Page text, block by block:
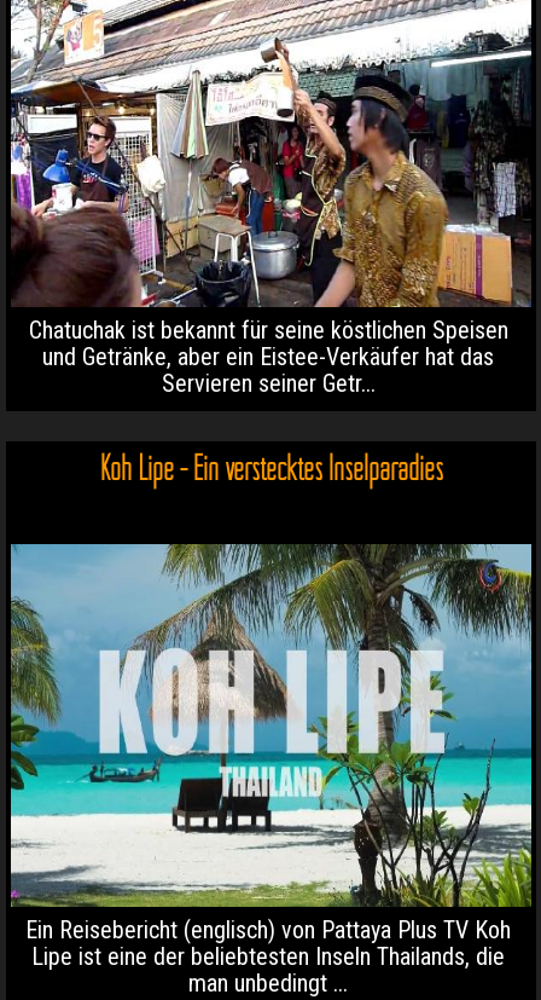
Chatuchak ist bekannt für seine köstlichen Speisen
und Getränke, aber ein Eistee-Verkäufer hat das
Servieren seiner Getr...
Koh Lipe - Ein verstecktes Inselparadies
Ein Reisebericht (englisch) von Pattaya Plus TV Koh
Lipe ist eine der beliebtesten Inseln Thailands, die
man unbedingt ...